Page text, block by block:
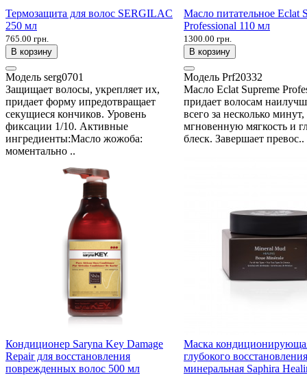
Термозащита для волос SERGILAC
250 мл
765.00 грн.
В корзину
Модель serg0701
Защищает волосы, укрепляет их,
придает форму ипредотвращает
секущиеся кончиков. Уровень
фиксации 1/10. Активные
ингредиенты:Масло жожоба:
моментально ..
Масло питательное Eclat
Professional 110 мл
1300.00 грн.
В корзину
Модель Prf20332
Масло Eclat Supreme
придает волосам
всего за несколько
мгновенную мягкость и
блеск. Завершает превос..
Кондиционер Saryna Key Damage
Repair для восстановления
поврежденных волос 500 мл
Маска
глубокого
минеральная Saphira